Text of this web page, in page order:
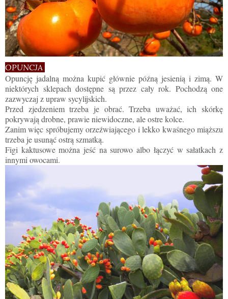
OPUNCJA
Opuncję jadalną można kupić głównie późną jesienią i zimą. W
niektórych sklepach dostępne są przez cały rok. Pochodzą one
zazwyczaj z upraw sycylijskich.
Przed zjedzeniem trzeba je obrać. Trzeba uważać, ich skórkę
pokrywają drobne, prawie niewidoczne, ale ostre kolce.
Zanim więc spróbujemy orzeźwiającego i lekko kwaśnego miąższu
trzeba je usunąć ostrą szmatką.
Figi kaktusowe można jeść na surowo albo łączyć w sałatkach z
innymi owocami.